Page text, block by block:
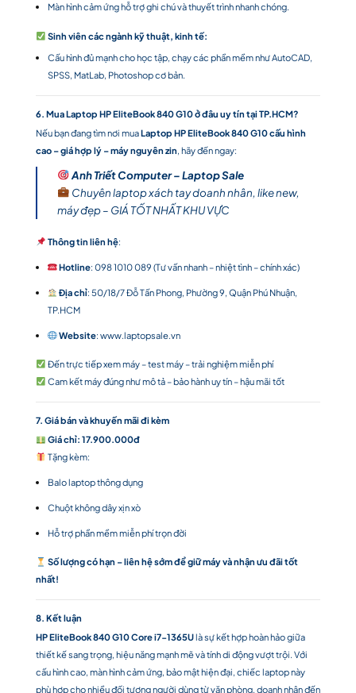
Màn hình cảm ứng hỗ trợ ghi chú và thuyết trình nhanh chóng.
Sinh viên các ngành kỹ thuật, kinh tế:
Cấu hình đủ mạnh cho học tập, chạy các phần mềm như AutoCAD,
SPSS, MatLab, Photoshop cơ bản.
6. Mua Laptop HP EliteBook 840 G10 ở đâu uy tín tại TP.HCM?
Nếu bạn đang tìm nơi muaLaptop HP EliteBook 840 G10 cấu hình
cao – giá hợp lý – máy nguyên zin, hãy đến ngay:
Anh Triết Computer – Laptop Sale
Chuyên laptop xách tay doanh nhân, like new,
máy đẹp – GIÁ TỐT NHẤT KHU VỰC
Thông tin liên hệ:
Hotline: 098 1010 089 (Tư vấn nhanh – nhiệt tình – chính xác)
Địa chỉ: 50/18/7 Đỗ Tấn Phong, Phường 9, Quận Phú Nhuận,
TP.HCM
Website:www.laptopsale.vn
Đến trực tiếp xem máy – test máy – trải nghiệm miễn phí
Cam kết máy đúng như mô tả – bảo hành uy tín – hậu mãi tốt
7. Giá bán và khuyến mãi đi kèm
Giá chỉ: 17.900.000đ
Tặng kèm:
Balo laptop thông dụng
Chuột không dây xịn xò
Hỗ trợ phần mềm miễn phí trọn đời
Số lượng có hạn – liên hệ sớm để giữ máy và nhận ưu đãi tốt
nhất!
8. Kết luận
HP EliteBook 840 G10 Core i7-1365Ulà sự kết hợp hoàn hảo giữa
thiết kế sang trọng, hiệu năng mạnh mẽ và tính di động vượt trội. Với
cấu hình cao, màn hình cảm ứng, bảo mật hiện đại, chiếc laptop này
phù hợp cho nhiều đối tượng người dùng từ văn phòng, doanh nhân đến